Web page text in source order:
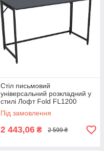
Стіл письмовий
універсальний розкладний у
стилі Лофт Fold FL1200
(1200х600х750Н) чорний
Антрацит AMF
Під замовлення
2 443,06 ₴ 2 599 ₴